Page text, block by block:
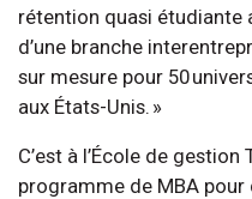
rétention quasi étudiante
d’une branche
sur mesure pour 50
aux États-Unis. »
C’est à l’École de
programme de MBA